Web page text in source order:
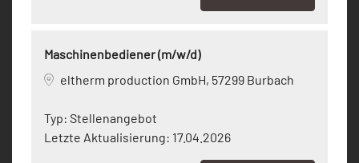
Maschinenbediener (m/w/d)
eltherm production GmbH, 57299 Burbach
Typ: Stellenangebot
Letzte Aktualisierung: 17.04.2026